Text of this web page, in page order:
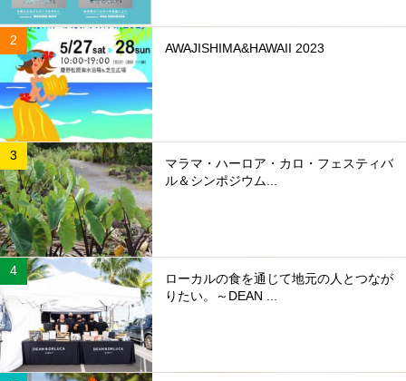
AWAJISHIMA&HAWAII 2023
マラマ・ハーロア・カロ・フェスティバ
ル＆シンポジウム...
ローカルの食を通じて地元の人とつなが
りたい。～DEAN ...